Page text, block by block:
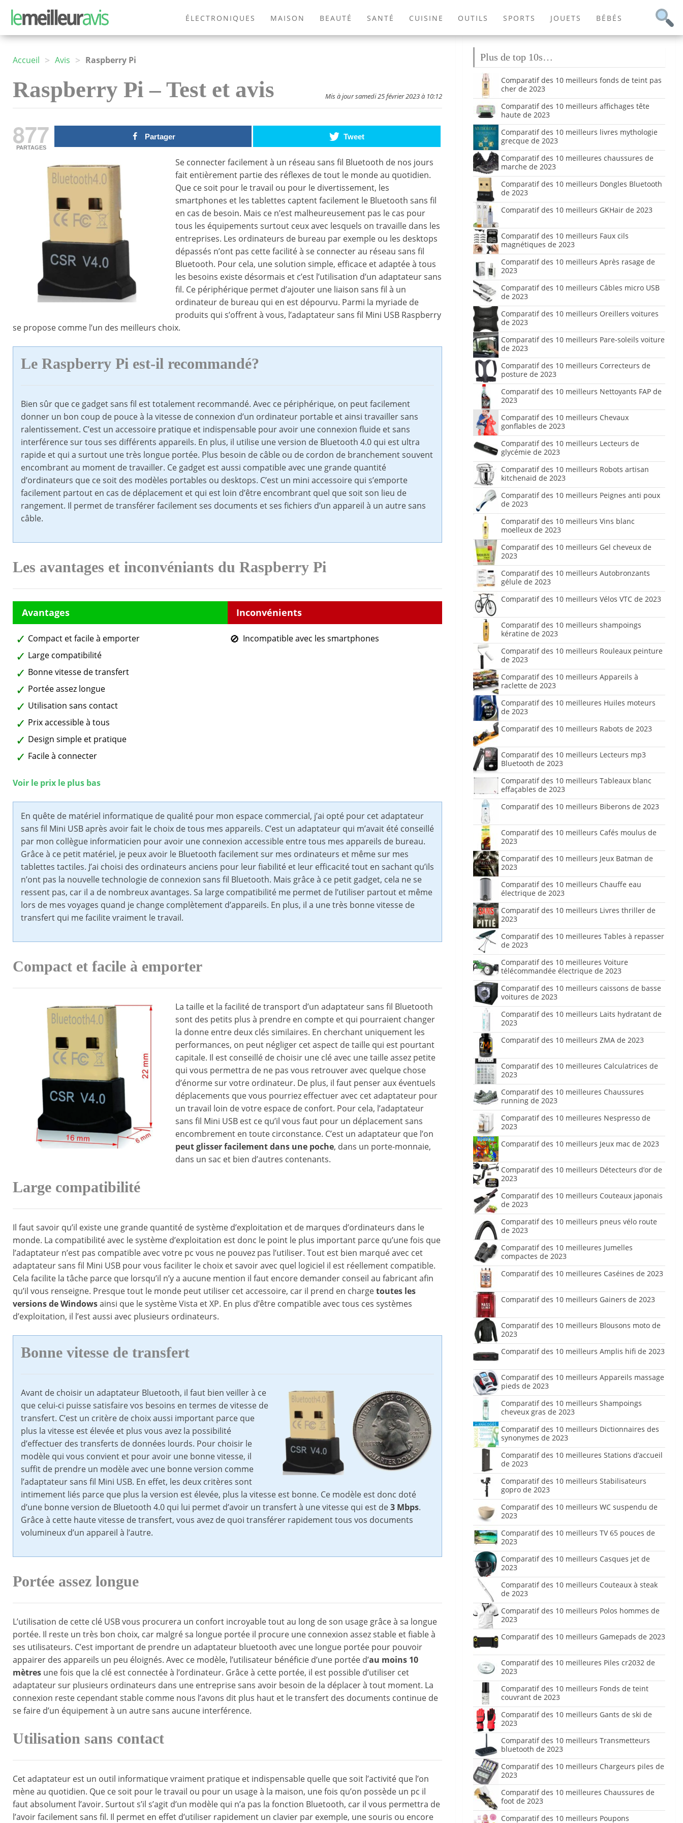
ÉLECTRONIQUES MAISON BEAUTÉ SANTÉ CUISINE OUTILS SPORTS JOUETS BÉBÉS
MODE EXTÉRIEUR ANIMAUX JEUX VIDÉOS LIVRES
Accueil > Avis > Raspberry Pi
Raspberry Pi – Test et avis Mis à jour samedi 25 février 2023 à 10:12
877
PARTAGES
Partager Tweet
Se connecter facilement à un réseau sans fil Bluetooth de nos jours
fait entièrement partie des réflexes de tout le monde au quotidien.
Que ce soit pour le travail ou pour le divertissement, les
smartphones et les tablettes captent facilement le Bluetooth sans fil
en cas de besoin. Mais ce n’est malheureusement pas le cas pour
tous les équipements surtout ceux avec lesquels on travaille dans les
entreprises. Les ordinateurs de bureau par exemple ou les desktops
dépassés n’ont pas cette facilité à se connecter au réseau sans fil
Bluetooth. Pour cela, une solution simple, efficace et adaptée à tous
les besoins existe désormais et c’est l’utilisation d’un adaptateur sans
fil. Ce périphérique permet d’ajouter une liaison sans fil à un
ordinateur de bureau qui en est dépourvu. Parmi la myriade de
produits qui s’offrent à vous, l’adaptateur sans fil Mini USB Raspberry
se propose comme l’un des meilleurs choix.
Le Raspberry Pi est-il recommandé?
Bien sûr que ce gadget sans fil est totalement recommandé. Avec ce périphérique, on peut facilement
donner un bon coup de pouce à la vitesse de connexion d’un ordinateur portable et ainsi travailler sans
ralentissement. C’est un accessoire pratique et indispensable pour avoir une connexion fluide et sans
interférence sur tous ses différents appareils. En plus, il utilise une version de Bluetooth 4.0 qui est ultra
rapide et qui a surtout une très longue portée. Plus besoin de câble ou de cordon de branchement souvent
encombrant au moment de travailler. Ce gadget est aussi compatible avec une grande quantité
d’ordinateurs que ce soit des modèles portables ou desktops. C’est un mini accessoire qui s’emporte
facilement partout en cas de déplacement et qui est loin d’être encombrant quel que soit son lieu de
rangement. Il permet de transférer facilement ses documents et ses fichiers d’un appareil à un autre sans
câble.
Les avantages et inconvéniants du Raspberry Pi
Compact et facile à emporter
Large compatibilité
Bonne vitesse de transfert
Portée assez longue
Utilisation sans contact
Prix accessible à tous
Design simple et pratique
Facile à connecter
Incompatible avec les smartphones
Voir le prix le plus bas
En quête de matériel informatique de qualité pour mon espace commercial, j’ai opté pour cet adaptateur
sans fil Mini USB après avoir fait le choix de tous mes appareils. C’est un adaptateur qui m’avait été conseillé
par mon collègue informaticien pour avoir une connexion accessible entre tous mes appareils de bureau.
Grâce à ce petit matériel, je peux avoir le Bluetooth facilement sur mes ordinateurs et même sur mes
tablettes tactiles. J’ai choisi des ordinateurs anciens pour leur fiabilité et leur efficacité tout en sachant qu’ils
n’ont pas la nouvelle technologie de connexion sans fil Bluetooth. Mais grâce à ce petit gadget, cela ne se
ressent pas, car il a de nombreux avantages. Sa large compatibilité me permet de l’utiliser partout et même
lors de mes voyages quand je change complètement d’appareils. En plus, il a une très bonne vitesse de
transfert qui me facilite vraiment le travail.
Compact et facile à emporter
La taille et la facilité de transport d’un adaptateur sans fil Bluetooth
sont des petits plus à prendre en compte et qui pourraient changer
la donne entre deux clés similaires. En cherchant uniquement les
performances, on peut négliger cet aspect de taille qui est pourtant
capitale. Il est conseillé de choisir une clé avec une taille assez petite
qui vous permettra de ne pas vous retrouver avec quelque chose
d’énorme sur votre ordinateur. De plus, il faut penser aux éventuels
déplacements que vous pourriez effectuer avec cet adaptateur pour
un travail loin de votre espace de confort. Pour cela, l’adaptateur
sans fil Mini USB est ce qu’il vous faut pour un déplacement sans
encombrement en toute circonstance. C’est un adaptateur que l’on
peut glisser facilement dans une poche, dans un porte-monnaie,
dans un sac et bien d’autres contenants.
Large compatibilité
Il faut savoir qu’il existe une grande quantité de système d’exploitation et de marques d’ordinateurs dans le
monde. La compatibilité avec le système d’exploitation est donc le point le plus important parce qu’une fois que
l’adaptateur n’est pas compatible avec votre pc vous ne pouvez pas l’utiliser. Tout est bien marqué avec cet
adaptateur sans fil Mini USB pour vous faciliter le choix et savoir avec quel logiciel il est réellement compatible.
Cela facilite la tâche parce que lorsqu’il n’y a aucune mention il faut encore demander conseil au fabricant afin
qu’il vous renseigne. Presque tout le monde peut utiliser cet accessoire, car il prend en chargetoutes les
versions de Windowsainsi que le système Vista et XP. En plus d’être compatible avec tous ces systèmes
d’exploitation, il l’est aussi avec plusieurs ordinateurs.
Bonne vitesse de transfert
Avant de choisir un adaptateur Bluetooth, il faut bien veiller à ce
que celui-ci puisse satisfaire vos besoins en termes de vitesse de
transfert. C’est un critère de choix aussi important parce que
plus la vitesse est élevée et plus vous avez la possibilité
d’effectuer des transferts de données lourds. Pour choisir le
modèle qui vous convient et pour avoir une bonne vitesse, il
suffit de prendre un modèle avec une bonne version comme
l’adaptateur sans fil Mini USB. En effet, les deux critères sont
intimement liés parce que plus la version est élevée, plus la vitesse est bonne. Ce modèle est donc doté
d’une bonne version de Bluetooth 4.0 qui lui permet d’avoir un transfert à une vitesse qui est de3 Mbps.
Grâce à cette haute vitesse de transfert, vous avez de quoi transférer rapidement tous vos documents
volumineux d’un appareil à l’autre.
Portée assez longue
L’utilisation de cette clé USB vous procurera un confort incroyable tout au long de son usage grâce à sa longue
portée. Il reste un très bon choix, car malgré sa longue portée il procure une connexion assez stable et fiable à
ses utilisateurs. C’est important de prendre un adaptateur bluetooth avec une longue portée pour pouvoir
appairer des appareils un peu éloignés. Avec ce modèle, l’utilisateur bénéficie d’une portée d’au moins 10
mètres une fois que la clé est connectée à l’ordinateur. Grâce à cette portée, il est possible d’utiliser cet
adaptateur sur plusieurs ordinateurs dans une entreprise sans avoir besoin de la déplacer à tout moment. La
connexion reste cependant stable comme nous l’avons dit plus haut et le transfert des documents continue de
se faire d’un équipement à un autre sans aucune interférence.
Utilisation sans contact
Cet adaptateur est un outil informatique vraiment pratique et indispensable quelle que soit l’activité que l’on
mène au quotidien. Que ce soit pour le travail ou pour un usage à la maison, une fois qu’on possède un pc il
faut absolument l’avoir. Surtout s’il s’agit d’un modèle qui n’a pas la fonction Bluetooth, car il vous permettra de
l’avoir facilement sans fil. Il permet en effet d’utiliser rapidement un clavier par exemple, une souris ou encore
Plus de top 10s…
Comparatif des 10 meilleurs fonds de teint pas
cher de 2023
Comparatif des 10 meilleurs affichages tête
haute de 2023
Comparatif des 10 meilleurs livres mythologie
grecque de 2023
Comparatif des 10 meilleures chaussures de
marche de 2023
Comparatif des 10 meilleurs Dongles Bluetooth
de 2023
Comparatif des 10 meilleurs GKHair de 2023
Comparatif des 10 meilleurs Faux cils
magnétiques de 2023
Comparatif des 10 meilleurs Après rasage de
2023
Comparatif des 10 meilleurs Câbles micro USB
de 2023
Comparatif des 10 meilleurs Oreillers voitures
de 2023
Comparatif des 10 meilleurs Pare-soleils voiture
de 2023
Comparatif des 10 meilleurs Correcteurs de
posture de 2023
Comparatif des 10 meilleurs Nettoyants FAP de
2023
Comparatif des 10 meilleurs Chevaux
gonflables de 2023
Comparatif des 10 meilleurs Lecteurs de
glycémie de 2023
Comparatif des 10 meilleurs Robots artisan
kitchenaid de 2023
Comparatif des 10 meilleurs Peignes anti poux
de 2023
Comparatif des 10 meilleurs Vins blanc
moelleux de 2023
Comparatif des 10 meilleurs Gel cheveux de
2023
Comparatif des 10 meilleurs Autobronzants
gélule de 2023
Comparatif des 10 meilleurs Vélos VTC de 2023
Comparatif des 10 meilleurs shampoings
kératine de 2023
Comparatif des 10 meilleurs Rouleaux peinture
de 2023
Comparatif des 10 meilleurs Appareils à
raclette de 2023
Comparatif des 10 meilleures Huiles moteurs
de 2023
Comparatif des 10 meilleurs Rabots de 2023
Comparatif des 10 meilleurs Lecteurs mp3
Bluetooth de 2023
Comparatif des 10 meilleurs Tableaux blanc
effaçables de 2023
Comparatif des 10 meilleurs Biberons de 2023
Comparatif des 10 meilleurs Cafés moulus de
2023
Comparatif des 10 meilleurs Jeux Batman de
2023
Comparatif des 10 meilleurs Chauffe eau
électrique de 2023
Comparatif des 10 meilleurs Livres thriller de
2023
Comparatif des 10 meilleures Tables à repasser
de 2023
Comparatif des 10 meilleures Voiture
télécommandée électrique de 2023
Comparatif des 10 meilleurs caissons de basse
voitures de 2023
Comparatif des 10 meilleurs Laits hydratant de
2023
Comparatif des 10 meilleurs ZMA de 2023
Comparatif des 10 meilleures Calculatrices de
2023
Comparatif des 10 meilleures Chaussures
running de 2023
Comparatif des 10 meilleures Nespresso de
2023
Comparatif des 10 meilleurs Jeux mac de 2023
Comparatif des 10 meilleurs Détecteurs d’or de
2023
Comparatif des 10 meilleurs Couteaux japonais
de 2023
Comparatif des 10 meilleurs pneus vélo route
de 2023
Comparatif des 10 meilleures Jumelles
compactes de 2023
Comparatif des 10 meilleures Caséines de 2023
Comparatif des 10 meilleurs Gainers de 2023
Comparatif des 10 meilleurs Blousons moto de
2023
Comparatif des 10 meilleurs Amplis hifi de 2023
Comparatif des 10 meilleurs Appareils massage
pieds de 2023
Comparatif des 10 meilleurs Shampoings
cheveux gras de 2023
Comparatif des 10 meilleurs Dictionnaires des
synonymes de 2023
Comparatif des 10 meilleures Stations d’accueil
de 2023
Comparatif des 10 meilleurs Stabilisateurs
gopro de 2023
Comparatif des 10 meilleurs WC suspendu de
2023
Comparatif des 10 meilleurs TV 65 pouces de
2023
Comparatif des 10 meilleurs Casques jet de
2023
Comparatif des 10 meilleurs Couteaux à steak
de 2023
Comparatif des 10 meilleurs Polos hommes de
2023
Comparatif des 10 meilleurs Gamepads de 2023
Comparatif des 10 meilleures Piles cr2032 de
2023
Comparatif des 10 meilleurs Fonds de teint
couvrant de 2023
Comparatif des 10 meilleurs Gants de ski de
2023
Comparatif des 10 meilleurs Transmetteurs
bluetooth de 2023
Comparatif des 10 meilleurs Chargeurs piles de
2023
Comparatif des 10 meilleures Chaussures de
foot de 2023
Comparatif des 10 meilleurs Poupons